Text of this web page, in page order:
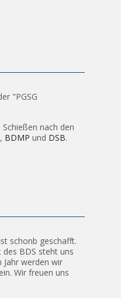
"PGSG
nach den
, BDMP und DSB.
schonb geschafft.
BDS steht uns
Jahr werden wir
Wir freuen uns